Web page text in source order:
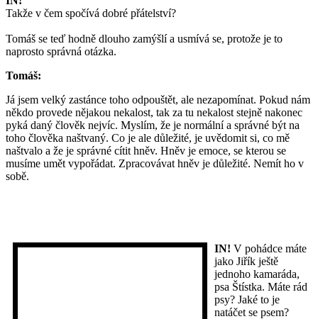
Takže v čem spočívá dobré přátelství?
Tomáš se teď hodně dlouho zamýšlí a usmívá se, protože je to
naprosto správná otázka.
Tomáš:
Já jsem velký zastánce toho odpouštět, ale nezapomínat. Pokud nám
někdo provede nějakou nekalost, tak za tu nekalost stejně nakonec
pyká daný člověk nejvíc. Myslím, že je normální a správné být na
toho člověka naštvaný. Co je ale důležité, je uvědomit si, co mě
naštvalo a že je správné cítit hněv. Hněv je emoce, se kterou se
musíme umět vypořádat. Zpracovávat hněv je důležité. Nemít ho v
sobě.
IN! V pohádce máte
jako Jiřík ještě
jednoho kamaráda,
psa Štístka. Máte rád
psy? Jaké to je
natáčet se psem?